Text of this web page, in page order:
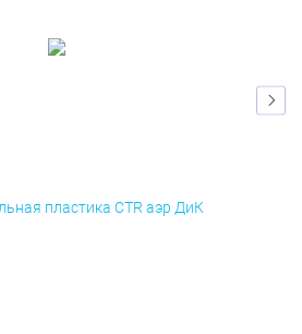
пластика CTR аэр ДиК